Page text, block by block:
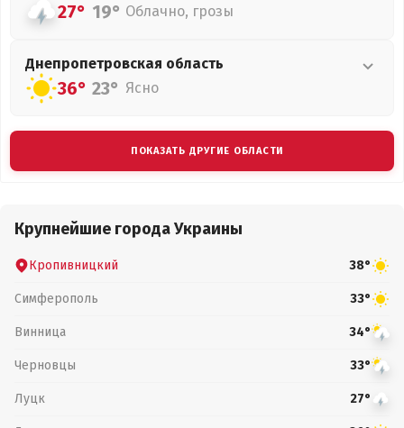
27° 19° Облачно, грозы
Днепропетровская область
36° 23° Ясно
ПОКАЗАТЬ ДРУГИЕ ОБЛАСТИ
Крупнейшие города Украины
Кропивницкий 38°
Симферополь 33°
Винница 34°
Черновцы 33°
Луцк 27°